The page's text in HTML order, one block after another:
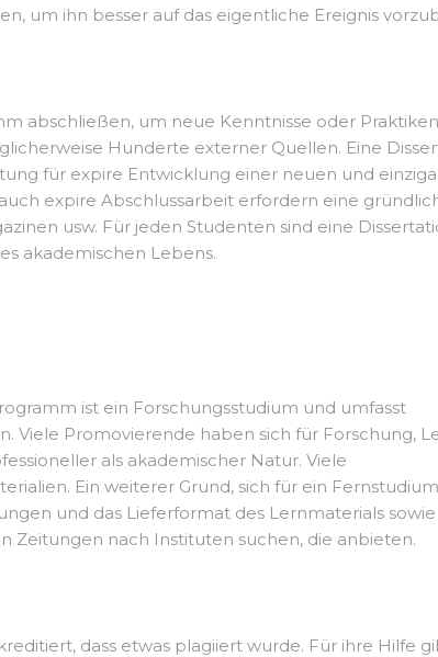
um ihn besser auf das eigentliche Ereignis
abschließen, um neue Kenntnisse oder
Hunderte externer Quellen. Eine
für expire Entwicklung einer neuen und
expire Abschlussarbeit erfordern eine
usw. Für jeden Studenten sind eine
akademischen Lebens.
ist ein Forschungsstudium und umfasst
Viele Promovierende haben sich für Forschung,
als akademischer Natur. Viele
Ein weiterer Grund, sich für ein
und das Lieferformat des Lernmaterials sowie
Zeitungen nach Instituten suchen, die anbieten.
dass etwas plagiiert wurde. Für ihre Hilfe